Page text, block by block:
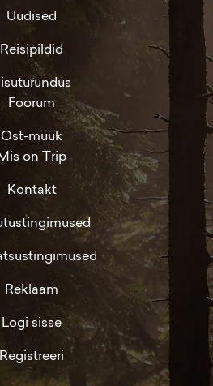
Uudised
Reisipildid
Foorum
Ost-müük
on Trip
Kontakt
Reklaam
Logi sisse
Registreeri